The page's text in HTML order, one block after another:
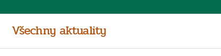
Všechny aktuality